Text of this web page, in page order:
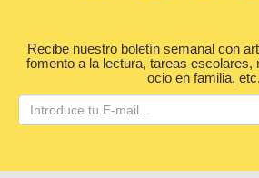
Recibe nuestro boletín semanal con
fomento a la lectura, tareas escolares,
ocio en familia, etc.